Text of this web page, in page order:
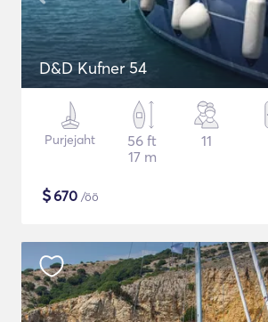
D&D Kufner 54
Purjejaht
56 ft
17 m
11
$670 /öö